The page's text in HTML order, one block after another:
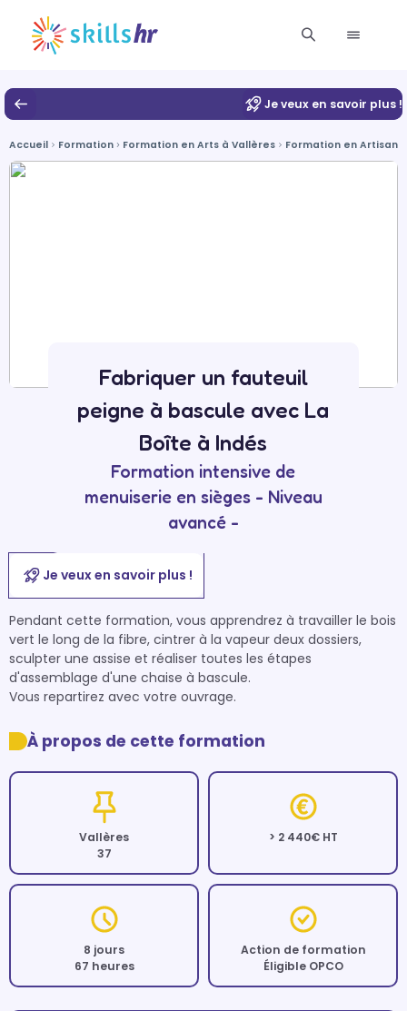
Je veux en savoir plus !
Accueil Formation Formation en Arts à Vallères Formation en
Fabriquer un fauteuil
peigne à bascule avec La
Boîte à Indés
Formation intensive de
menuiserie en sièges - Niveau
avancé -
Je veux en savoir plus !
Pendant cette formation, vous apprendrez à travailler le bois
vert le long de la fibre, cintrer à la vapeur deux dossiers,
sculpter une assise et réaliser toutes les étapes
d'assemblage d'une chaise à bascule.
Vous repartirez avec votre ouvrage.
À propos de cette formation
Vallères
37
> 2 440€ HT
8 jours
67 heures
Action de formation
Éligible OPCO